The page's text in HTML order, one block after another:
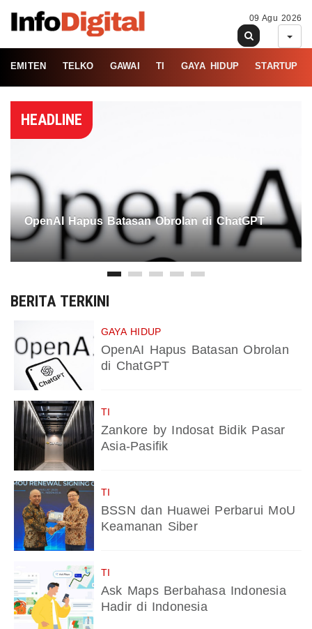
09 Agu 2026
EMITEN TELKO GAWAI TI GAYA HIDUP STARTUP
HEADLINE
OpenAI Hapus Batasan Obrolan di ChatGPT
BERITA TERKINI
GAYA HIDUP
OpenAI Hapus Batasan Obrolan
di ChatGPT
TI
Zankore by Indosat Bidik Pasar
Asia-Pasifik
TI
BSSN dan Huawei Perbarui MoU
Keamanan Siber
TI
Ask Maps Berbahasa Indonesia
Hadir di Indonesia